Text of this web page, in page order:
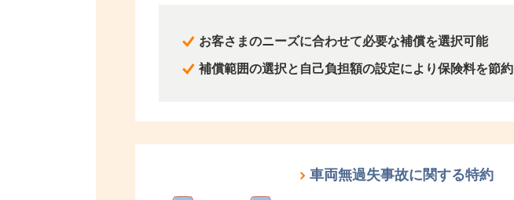
お客さまのニーズに合わせて必要な補償を選択可能
補償範囲の選択と自己負担額の設定により保険料を節約
車両無過失事故に関する特約